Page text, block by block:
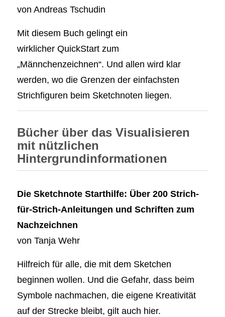
von Andreas Tschudin
Mit diesem Buch gelingt ein
wirklicher QuickStart zum
„Männchenzeichnen“. Und allen wird klar
werden, wo die Grenzen der einfachsten
Strichfiguren beim Sketchnoten liegen.
Bücher über das Visualisieren
mit nützlichen
Hintergrundinformationen
Die Sketchnote Starthilfe: Über 200 Strich-
für-Strich-Anleitungen und Schriften zum
Nachzeichnen
von Tanja Wehr
Hilfreich für alle, die mit dem Sketchen
beginnen wollen. Und die Gefahr, dass beim
Symbole nachmachen, die eigene Kreativität
auf der Strecke bleibt, gilt auch hier.